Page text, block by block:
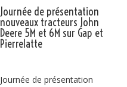
Journée de présentation
nouveaux tracteurs John
Deere 5M et 6M sur Gap et
Pierrelatte
Journée de présentation